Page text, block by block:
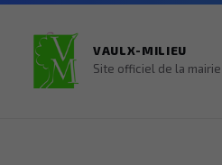
Aller
contenu
Aller
Aller
VAULX-MILIEU
Site officiel de la mairie